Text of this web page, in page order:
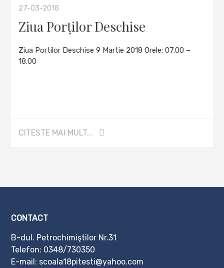
27-03-2018
Ziua Porților Deschise
Ziua Portilor Deschise 9 Martie 2018 Orele: 07.00 –
18.00
CITESTE MAI MULT...
CONTACT
B-dul. Petrochimiştilor Nr.31
Telefon: 0348/730350
E-mail: scoala18pitesti@yahoo.com